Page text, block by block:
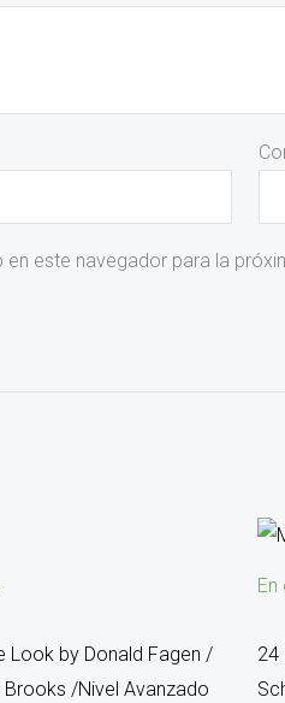
este navegador para la
Look by Donald Fagen /
Brooks /Nivel Avanzado
24